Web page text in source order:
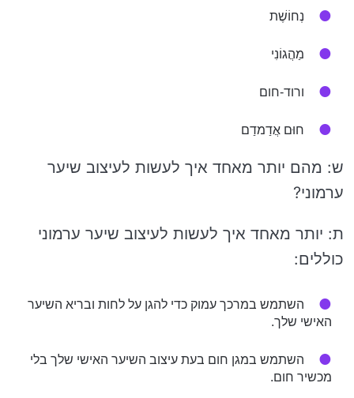
נְחוֹשֶׁת
מַהֲגוֹנִי
ורוד-חום
חוּם אֲדַמדַם
ש: מהם יותר מאחד איך לעשות לעיצוב שיער
ערמוני?
ת: יותר מאחד איך לעשות לעיצוב שיער ערמוני
כוללים:
השתמש במרכך עמוק כדי להגן על לחות ובריא השיער
האישי שלך.
השתמש במגן חום בעת עיצוב השיער האישי שלך בלי
מכשיר חום.